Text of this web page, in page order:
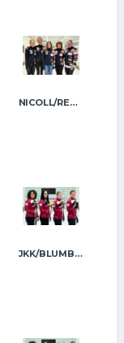
NICOLL/REGŽA
JKK/BLUMBERGA-BĒRZIŅA